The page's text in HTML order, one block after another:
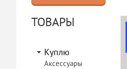
ТОВАРЫ
Куплю
Аксессуары